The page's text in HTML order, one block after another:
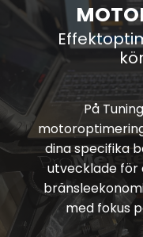
På
dina specifika
utvecklade
med fokus